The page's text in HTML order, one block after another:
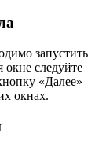
запустить
следуйте
«Далее»
окнах.